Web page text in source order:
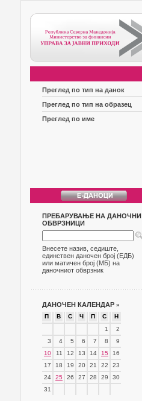
Преглед по тип на данок
Преглед по тип на образец
Преглед по име
ПРЕБАРУВАЊЕ НА ДАНОЧНИ
ОБВРЗНИЦИ
Внесете назив, седиште,
единствен даночен број (ЕДБ)
или матичен број (МБ) на
даночниот обврзник
ДАНОЧЕН КАЛЕНДАР »
П В С Ч П С
Н
1
2
3
4 5 6 7 8
9
10
11 12 13 14 15
16
17
18 19 20 21 22
23
24
25 26 27 28 29
30
31